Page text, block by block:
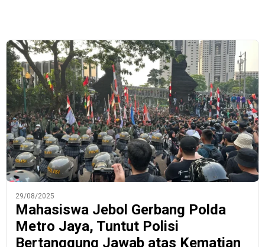
29/08/2025
Mahasiswa Jebol Gerbang Polda
Metro Jaya, Tuntut Polisi
Bertanggung Jawab atas Kematian